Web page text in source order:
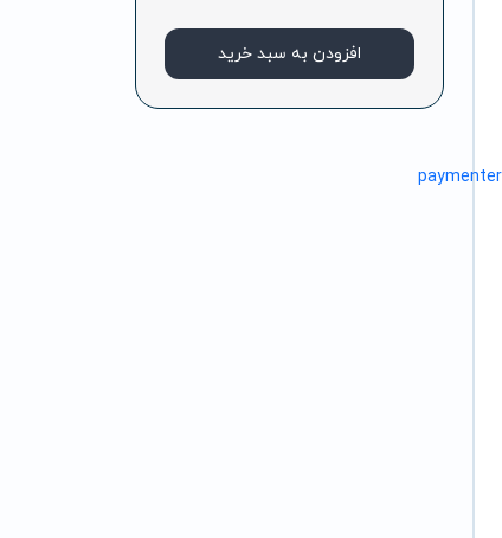
افزودن به سبد خرید